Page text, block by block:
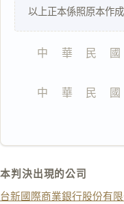
以上正本係照原本作
中    華    民    國
中    華    民    國
本判決出現的公司
台新國際商業銀行股份有